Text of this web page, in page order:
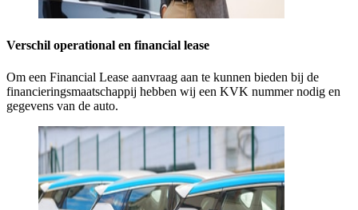
Verschil operational en financial lease
Om een Financial Lease aanvraag aan te kunnen bieden bij de
financieringsmaatschappij hebben wij een KVK nummer nodig en
gegevens van de auto.